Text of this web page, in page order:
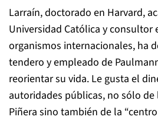
Larraín, doctorado en Harvard,
Universidad Católica y consultor
organismos internacionales, ha
tendero y empleado de
reorientar su vida. Le gusta el
autoridades públicas, no sólo
Piñera sino también de la